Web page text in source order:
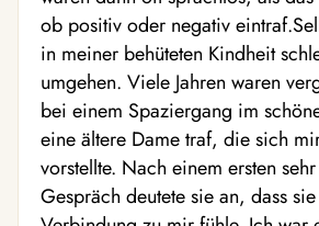
ob positiv oder negativ
in meiner behüteten Kindheit
umgehen. Viele Jahren waren
bei einem Spaziergang im
eine ältere Dame traf, die sich
vorstellte. Nach einem ersten
Gespräch deutete sie an, dass